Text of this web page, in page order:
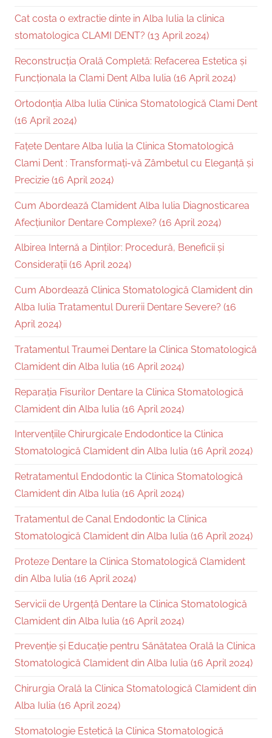
Cat costa o extractie dinte in Alba Iulia la clinica
stomatologica CLAMI DENT? (13 April 2024)
Reconstrucția Orală Completă: Refacerea Estetica și
Funcționala la Clami Dent Alba Iulia (16 April 2024)
Ortodonția Alba Iulia Clinica Stomatologică Clami Dent
(16 April 2024)
Fațete Dentare Alba Iulia la Clinica Stomatologică
Clami Dent : Transformați-vă Zâmbetul cu Eleganță și
Precizie (16 April 2024)
Cum Abordează Clamident Alba Iulia Diagnosticarea
Afecțiunilor Dentare Complexe? (16 April 2024)
Albirea Internă a Dinților: Procedură, Beneficii și
Considerații (16 April 2024)
Cum Abordează Clinica Stomatologică Clamident din
Alba Iulia Tratamentul Durerii Dentare Severe? (16
April 2024)
Tratamentul Traumei Dentare la Clinica Stomatologică
Clamident din Alba Iulia (16 April 2024)
Reparația Fisurilor Dentare la Clinica Stomatologică
Clamident din Alba Iulia (16 April 2024)
Intervențiile Chirurgicale Endodontice la Clinica
Stomatologică Clamident din Alba Iulia (16 April 2024)
Retratamentul Endodontic la Clinica Stomatologică
Clamident din Alba Iulia (16 April 2024)
Tratamentul de Canal Endodontic la Clinica
Stomatologică Clamident din Alba Iulia (16 April 2024)
Proteze Dentare la Clinica Stomatologică Clamident
din Alba Iulia (16 April 2024)
Servicii de Urgență Dentare la Clinica Stomatologică
Clamident din Alba Iulia (16 April 2024)
Prevenție și Educație pentru Sănătatea Orală la Clinica
Stomatologică Clamident din Alba Iulia (16 April 2024)
Chirurgia Orală la Clinica Stomatologică Clamident din
Alba Iulia (16 April 2024)
Stomatologie Estetică la Clinica Stomatologică